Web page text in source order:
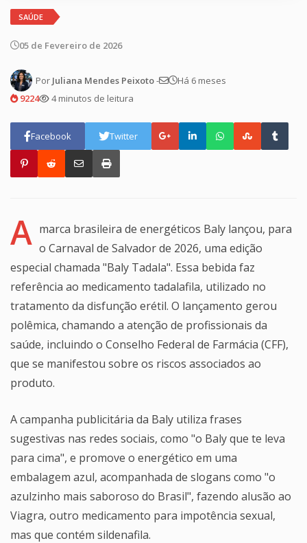
SAÚDE
05 de Fevereiro de 2026
Por Juliana Mendes Peixoto-
Há 6 meses
9224
4 minutos de leitura
Facebook Twitter
A marca brasileira de energéticos Baly lançou, para
o Carnaval de Salvador de 2026, uma edição
especial chamada "Baly Tadala". Essa bebida faz
referência ao medicamento tadalafila, utilizado no
tratamento da disfunção erétil. O lançamento gerou
polêmica, chamando a atenção de profissionais da
saúde, incluindo o Conselho Federal de Farmácia (CFF),
que se manifestou sobre os riscos associados ao
produto.
A campanha publicitária da Baly utiliza frases
sugestivas nas redes sociais, como "o Baly que te leva
para cima", e promove o energético em uma
embalagem azul, acompanhada de slogans como "o
azulzinho mais saboroso do Brasil", fazendo alusão ao
Viagra, outro medicamento para impotência sexual,
mas que contém sildenafila.